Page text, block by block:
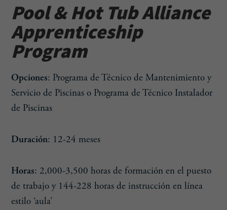
Pool & Hot Tub Alliance
Apprenticeship
Program
Opciones: Programa de Técnico de Mantenimiento y
Servicio de Piscinas o Programa de Técnico Instalador
de Piscinas
Duración: 12-24 meses
Horas: 2,000-3,500 horas de formación en el puesto
de trabajo y 144-228 horas de instrucción en línea
estilo ‘aula’